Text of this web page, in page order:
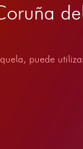
puede